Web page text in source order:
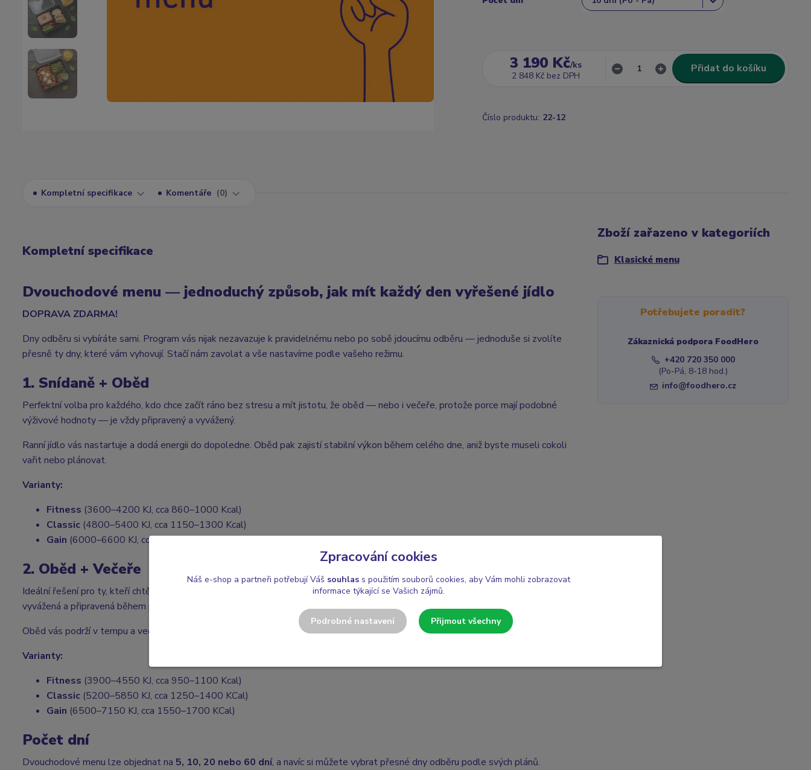
3 190 Kč/ks
2 848 Kč bez DPH
Přidat do košíku
Číslo produktu: 22-12
Kompletní specifikace Komentáře 0
Kompletní specifikace
Dvouchodové menu — jednoduchý způsob, jak mít každý den vyřešené jídlo
DOPRAVA ZDARMA!
Dny odběru si vybíráte sami. Program vás nijak nezavazuje k pravidelnému nebo po sobě jdoucímu odběru — jednoduše si zvolíte
přesně ty dny, které vám vyhovují. Stačí nám zavolat a vše nastavíme podle vašeho režimu.
1. Snídaně + Oběd
Perfektní volba pro každého, kdo chce začít ráno bez stresu a mít jistotu, že oběd — nebo i večeře, protože porce mají podobné
výživové hodnoty — je vždy připravený a vyvážený.
Ranní jídlo vás nastartuje a dodá energii do dopoledne. Oběd pak zajistí stabilní výkon během celého dne, aniž byste museli cokoli
vařit nebo plánovat.
Varianty:
Fitness (3600–4200 KJ, cca 860–1000 Kcal)
Classic (4800–5400 KJ, cca 1150–1300 Kcal)
Gain (6000–6600 KJ, cca 1450–1600 KCal)
2. Oběd + Večeře
Ideální řešení pro ty, kteří chtějí mít každý den jistotu poctivého oběda bez starostí a zároveň vyřešenou večeři, která je chutná,
vyvážená a připravená během pár minut.
Oběd vás podrží v tempu a večerní porce vás zasytí, aniž by zatížila trávení. Žádné vaření, žádné nákupy, žádné improvizace.
Varianty:
Fitness (3900–4550 KJ, cca 950–1100 Kcal)
Classic (5200–5850 KJ, cca 1250–1400 KCal)
Gain (6500–7150 KJ, cca 1550–1700 KCal)
Počet dní
Dvouchodové menu lze objednat na 5, 10, 20 nebo 60 dní, a navíc si můžete vybrat přesné dny odběru podle svých plánů.
Zboží zařazeno v kategoriích
Klasické menu
Potřebujete poradit?
Zákaznická podpora FoodHero
+420 720 350 000
(Po-Pá, 8-18 hod.)
info@foodhero.cz
Zpracování cookies
Náš e-shop a partneři potřebují Váš souhlass použitím souborů cookies, aby Vám mohli zobrazovat
informace týkající se Vašich zájmů.
Podrobné nastavení Přijmout všechny